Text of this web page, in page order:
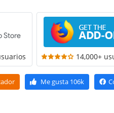
14,000+
Me gusta 106k